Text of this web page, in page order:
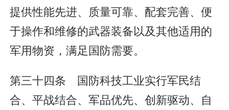
提供性能先进、质量可靠、配套完善、便
于操作和维修的武器装备以及其他适用的
军用物资，满足国防需要。
第三十四条 国防科技工业实行军民结
合、平战结合、军品优先、创新驱动、自